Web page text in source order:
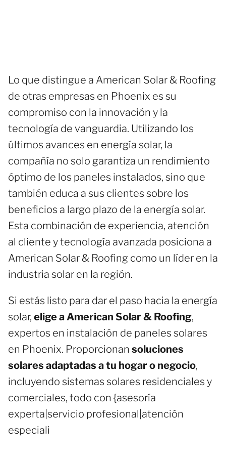
Lo que distingue a American Solar & Roofing
de otras empresas en Phoenix es su
compromiso con la innovación y la
tecnología de vanguardia. Utilizando los
últimos avances en energía solar, la
compañía no solo garantiza un rendimiento
óptimo de los paneles instalados, sino que
también educa a sus clientes sobre los
beneficios a largo plazo de la energía solar.
Esta combinación de experiencia, atención
al cliente y tecnología avanzada posiciona a
American Solar & Roofing como un líder en la
industria solar en la región.
Si estás listo para dar el paso hacia la energía
solar, elige a American Solar & Roofing,
expertos en instalación de paneles solares
en Phoenix. Proporcionan soluciones
solares adaptadas a tu hogar o negocio,
incluyendo sistemas solares residenciales y
comerciales, todo con {asesoría
experta|servicio profesional|atención
especiali